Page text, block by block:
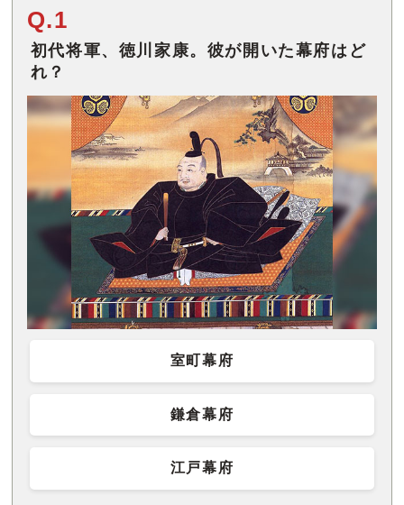
Q.1
初代将軍、徳川家康。彼が開いた幕府はど
れ？
室町幕府
鎌倉幕府
江戸幕府